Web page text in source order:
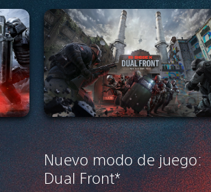
Nuevo modo de juego:
Dual Front*